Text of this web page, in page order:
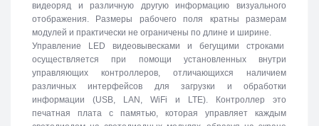
видеоряд и различную другую информацию визуального
отображения. Размеры рабочего поля кратны размерам
модулей и практически не ограничены по длине и ширине.
Управление LED видеовывесками и бегущими строками
осуществляется при помощи установленных внутри
управляющих контроллеров, отличающихся наличием
различных интерфейсов для загрузки и обработки
информации (USB, LAN, WiFi и LTE). Контроллер это
печатная плата с памятью, которая управляет каждым